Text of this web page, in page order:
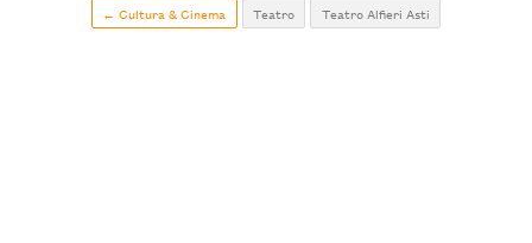
← Cultura & Cinema Teatro Teatro Alfieri Asti